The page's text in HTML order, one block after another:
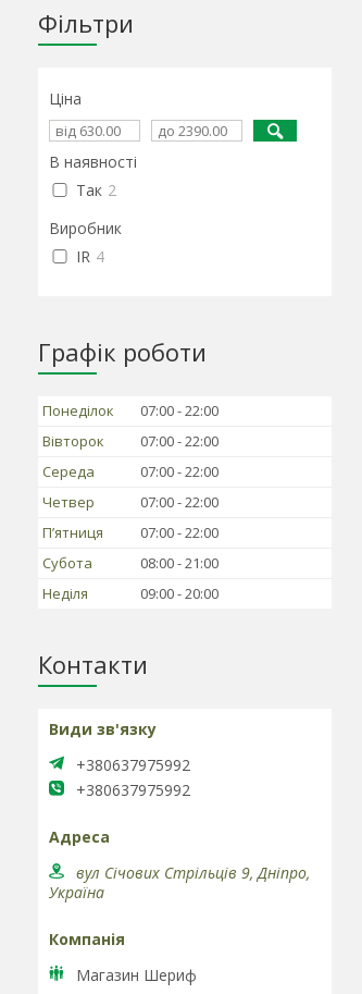
Фільтри
Ціна
В наявності
Так 2
Виробник
IR 4
Графік роботи
Понеділок 07:00 22:00
Вівторок
07:00 22:00
Середа
07:00 22:00
Четвер
07:00 22:00
Пʼятниця
07:00 22:00
Субота
08:00 21:00
Неділя
09:00 20:00
Контакти
+380637975992
+380637975992
вул Січових Стрільців 9, Дніпро,
Україна
Магазин Шериф